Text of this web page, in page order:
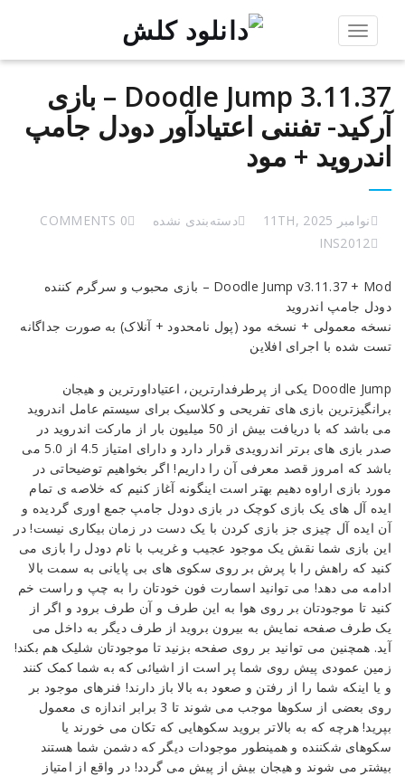
Toggle
Doodle Jump 3.11.37 – بازی
آرکید- تفننی اعتیادآور دودل جامپ
اندروید + مود
نوامبر 11TH, 2025 دسته‌بندی نشده
0 COMMENTS
INS2012
Doodle
Jump
3.11.37
–
آرکید-
تفننی
اعتیادآور
دودل
جامپ
اندروید
+
مود
Reviewed
by
Ins2012
on
Nov
11 Rating:
Doodle Jump v3.11.37 + Mod – بازی محبوب و سرگرم کننده
دودل جامپ اندروید
نسخه معمولی + نسخه مود (پول نامحدود + آنلاک) به صورت جداگانه
تست شده با اجرای افلاین
Doodle Jump یکی از پرطرفدارترین، اعتیاداورترین و هیجان
برانگیزترین بازی های تفریحی و کلاسیک برای سیستم عامل اندروید
می باشد که با دریافت بیش از 50 میلیون بار از مارکت اندروید در
صدر بازی های برتر اندرویدی قرار دارد و دارای امتیاز 4.5 از 5.0 می
باشد که امروز قصد معرفی آن را داریم! اگر بخواهیم توضیحاتی در
مورد بازی اراوه دهیم بهتر است اینگونه آغاز کنیم که خلاصه ی تمام
ایده آل های یک بازی کوچک در بازی دودل جامپ جمع اوری گردیده و
آن ایده آل چیزی جز بازی کردن با یک دست در زمان بیکاری نیست! در
این بازی شما نقش یک موجود عجیب و غریب با نام دودل را بازی می
کنید که راهش را با پرش بر روی سکوی های بی پایانی به سمت بالا
ادامه می دهد! می توانید اسمارت فون خودتان را به چپ و راست خم
کنید تا موجودتان بر روی هوا به این طرف و آن طرف برود و اگر از
یک طرف صفحه نمایش به بیرون بروید از طرف دیگر به داخل می
آید. همچنین می توانید بر روی صفحه بزنید تا موجودتان شلیک هم بکند!
زمین عمودی پیش روی شما پر است از اشیائی که به شما کمک کنند
و یا اینکه شما را از رفتن و صعود به بالا باز دارند! فنرهای موجود بر
روی بعضی از سکوها موجب می شوند تا 3 برابر اندازه ی معمول
بپرید! هرچه که به بالاتر بروید سکوهایی که تکان می خورند یا
سکوهای شکننده و همینطور موجودات دیگر که دشمن شما هستند
بیشتر می شوند و هیجان بیش از پیش می گردد! در واقع از امتیاز